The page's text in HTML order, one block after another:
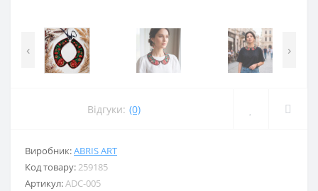
‹ ›
Відгуки: (0)
Виробник:ABRIS ART
Код товару:259185
Артикул:ADC-005